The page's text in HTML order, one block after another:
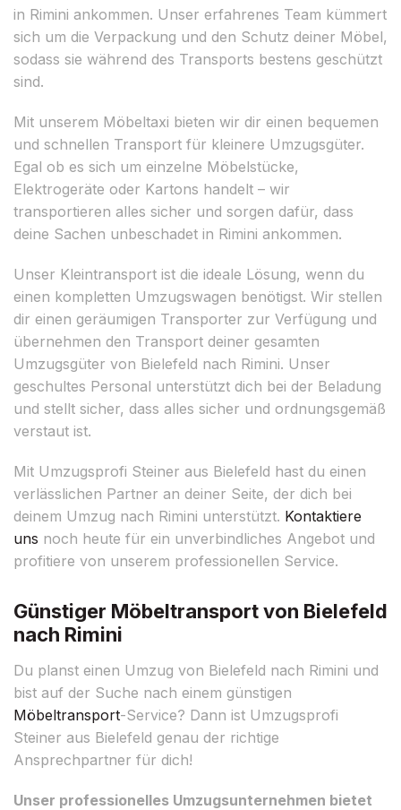
in Rimini ankommen. Unser erfahrenes Team kümmert
sich um die Verpackung und den Schutz deiner Möbel,
sodass sie während des Transports bestens geschützt
sind.
Mit unserem Möbeltaxi bieten wir dir einen bequemen
und schnellen Transport für kleinere Umzugsgüter.
Egal ob es sich um einzelne Möbelstücke,
Elektrogeräte oder Kartons handelt – wir
transportieren alles sicher und sorgen dafür, dass
deine Sachen unbeschadet in Rimini ankommen.
Unser Kleintransport ist die ideale Lösung, wenn du
einen kompletten Umzugswagen benötigst. Wir stellen
dir einen geräumigen Transporter zur Verfügung und
übernehmen den Transport deiner gesamten
Umzugsgüter von Bielefeld nach Rimini. Unser
geschultes Personal unterstützt dich bei der Beladung
und stellt sicher, dass alles sicher und ordnungsgemäß
verstaut ist.
Mit Umzugsprofi Steiner aus Bielefeld hast du einen
verlässlichen Partner an deiner Seite, der dich bei
deinem Umzug nach Rimini unterstützt. Kontaktiere
uns noch heute für ein unverbindliches Angebot und
profitiere von unserem professionellen Service.
Günstiger Möbeltransport von Bielefeld
nach Rimini
Du planst einen Umzug von Bielefeld nach Rimini und
bist auf der Suche nach einem günstigen
Möbeltransport-Service? Dann ist Umzugsprofi
Steiner aus Bielefeld genau der richtige
Ansprechpartner für dich!
Unser professionelles Umzugsunternehmen bietet